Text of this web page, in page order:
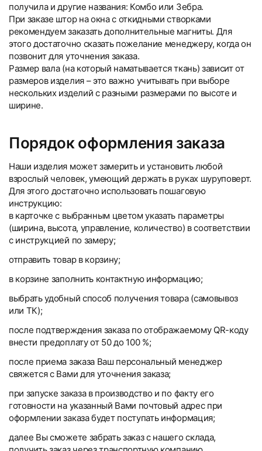
получила и другие названия: Комбо или Зебра.
При заказе штор на окна с откидными створками
рекомендуем заказать дополнительные магниты. Для
этого достаточно сказать пожелание менеджеру, когда он
позвонит для уточнения заказа.
Размер вала (на который наматывается ткань) зависит от
размеров изделия – это важно учитывать при выборе
нескольких изделий с разными размерами по высоте и
ширине.
Порядок оформления заказа
Наши изделия может замерить и установить любой
взрослый человек, умеющий держать в руках шуруповерт.
Для этого достаточно использовать пошаговую
инструкцию:
в карточке с выбранным цветом указать параметры
(ширина, высота, управление, количество) в соответствии
с инструкцией по замеру;
отправить товар в корзину;
в корзине заполнить контактную информацию;
выбрать удобный способ получения товара (самовывоз
или ТК);
после подтверждения заказа по отображаемому QR-коду
внести предоплату от 50 до 100 %;
после приема заказа Ваш персональный менеджер
свяжется с Вами для уточнения заказа;
при запуске заказа в производство и по факту его
готовности на указанный Вами почтовый адрес при
оформлении заказа будет поступать информация;
далее Вы сможете забрать заказ с нашего склада,